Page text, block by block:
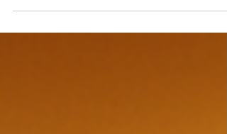
모두 다른 유흥주점 중에서 자신에게 맞는 곳을 고르는 방